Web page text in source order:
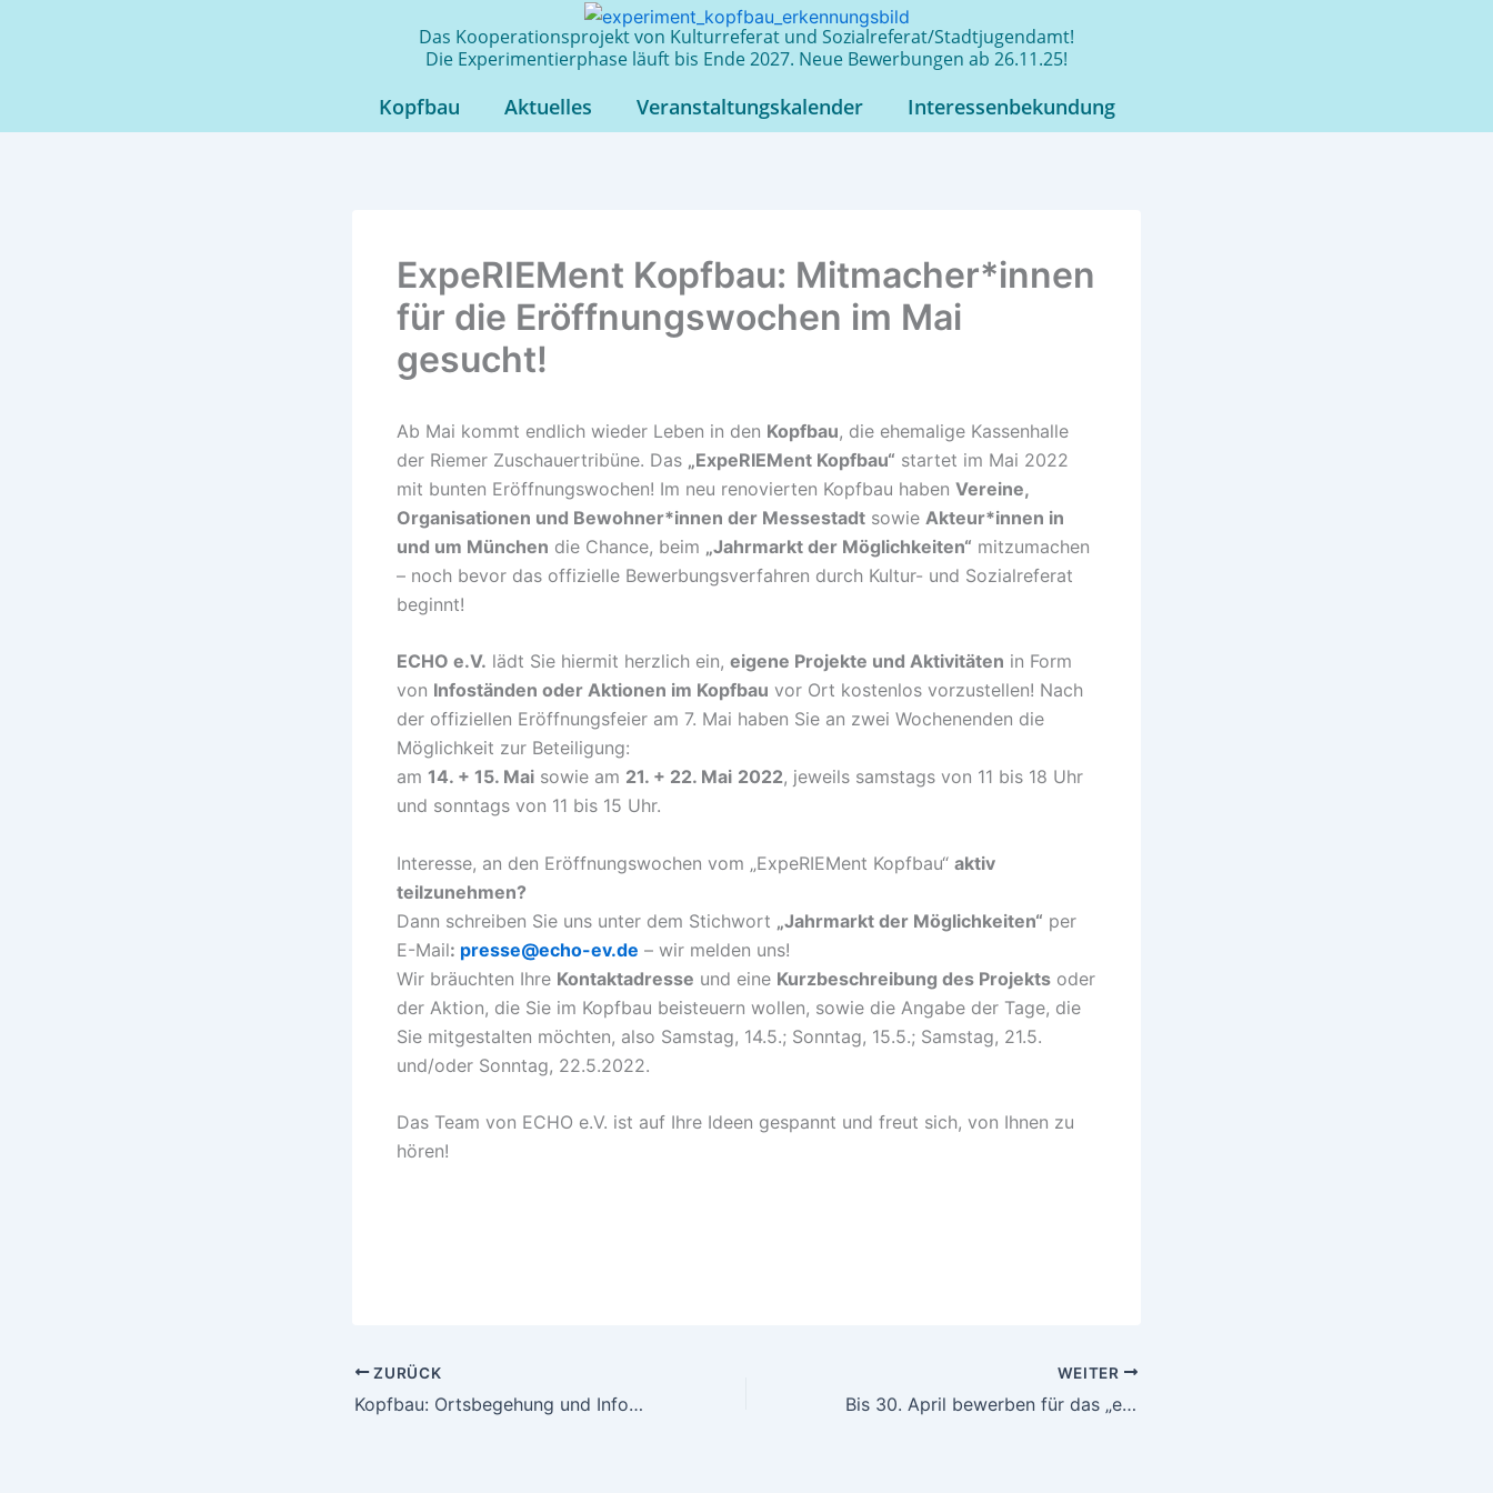
Das Kooperationsprojekt von Kulturreferat und Sozialreferat/Stadtjugendamt!
Die Experimentierphase läuft bis Ende 2027. Neue Bewerbungen ab 26.11.25!
Kopfbau Aktuelles Veranstaltungskalender Interessenbekundung
ExpeRIEMent Kopfbau: Mitmacher*innen
für die Eröffnungswochen im Mai
gesucht!
Ab Mai kommt endlich wieder Leben in den Kopfbau, die ehemalige Kassenhalle
der Riemer Zuschauertribüne. Das „ExpeRIEMent Kopfbau“ startet im Mai 2022
mit bunten Eröffnungswochen! Im neu renovierten Kopfbau haben Vereine,
Organisationen und Bewohner*innen der Messestadt sowie Akteur*innen in
und um München die Chance, beim „Jahrmarkt der Möglichkeiten“ mitzumachen
– noch bevor das offizielle Bewerbungsverfahren durch Kultur- und Sozialreferat
beginnt!
ECHO e.V. lädt Sie hiermit herzlich ein, eigene Projekte und Aktivitäten in Form
von Infoständen oder Aktionen im Kopfbau vor Ort kostenlos vorzustellen! Nach
der offiziellen Eröffnungsfeier am 7. Mai haben Sie an zwei Wochenenden die
Möglichkeit zur Beteiligung:
am 14. + 15. Mai sowie am 21. + 22. Mai 2022, jeweils samstags von 11 bis 18 Uhr
und sonntags von 11 bis 15 Uhr.
Interesse, an den Eröffnungswochen vom „ExpeRIEMent Kopfbau“ aktiv
teilzunehmen?
Dann schreiben Sie uns unter dem Stichwort „Jahrmarkt der Möglichkeiten“ per
E-Mail: presse@echo-ev.de – wir melden uns!
Wir bräuchten Ihre Kontaktadresse und eine Kurzbeschreibung des Projekts oder
der Aktion, die Sie im Kopfbau beisteuern wollen, sowie die Angabe der Tage, die
Sie mitgestalten möchten, also Samstag, 14.5.; Sonntag, 15.5.; Samstag, 21.5.
und/oder Sonntag, 22.5.2022.
Das Team von ECHO e.V. ist auf Ihre Ideen gespannt und freut sich, von Ihnen zu
hören!
ZURÜCK
Kopfbau: Ortsbegehung und Infoabend für Interessierte
WEITER
Bis 30. April bewerben für das „expeRIEMent Kopfbau“